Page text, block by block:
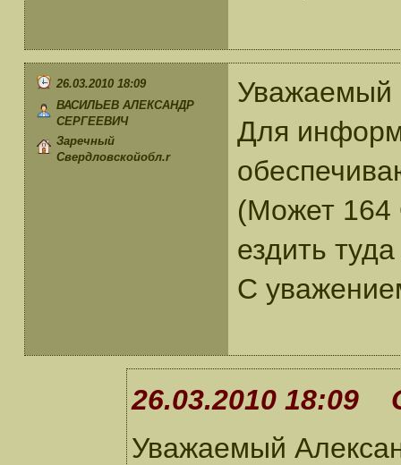
26.03.2010 18:09
ВАСИЛЬЕВ АЛЕКСАНДР
СЕРГЕЕВИЧ
Заречный
Свердловскойобл.r
Уважаемый
Для
(Может 164
ездить
С
26.03.2010 18:09
Уважаемый